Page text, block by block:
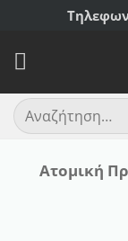
Μετάβαση
περιεχόμενο
Αναζήτηση
για:
Ατομική